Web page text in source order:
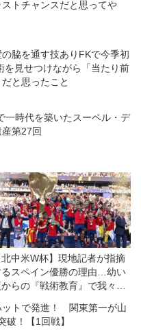
トチャンスだと思ってや
の脇を通す技ありFKで今季初
を見せつけながら「当たり前
と思ったこと
一時代を築いたスーペル・デ
第27回
北中米W杯】現地記者が指摘
るスペイン優勝の理由…幼い
らの『戦術教育』で我々は
ルを「５００ユーロ札のよう
扱う
ットで発進！ 関東第一が山
破！【1回戦】